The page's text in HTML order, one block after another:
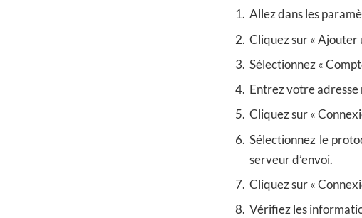
Allez dans les
Cliquez sur « Ajouter
Sélectionnez «
Entrez votre
Cliquez sur «
Sélectionnez le
serveur d’envoi.
Cliquez sur «
Vérifiez les